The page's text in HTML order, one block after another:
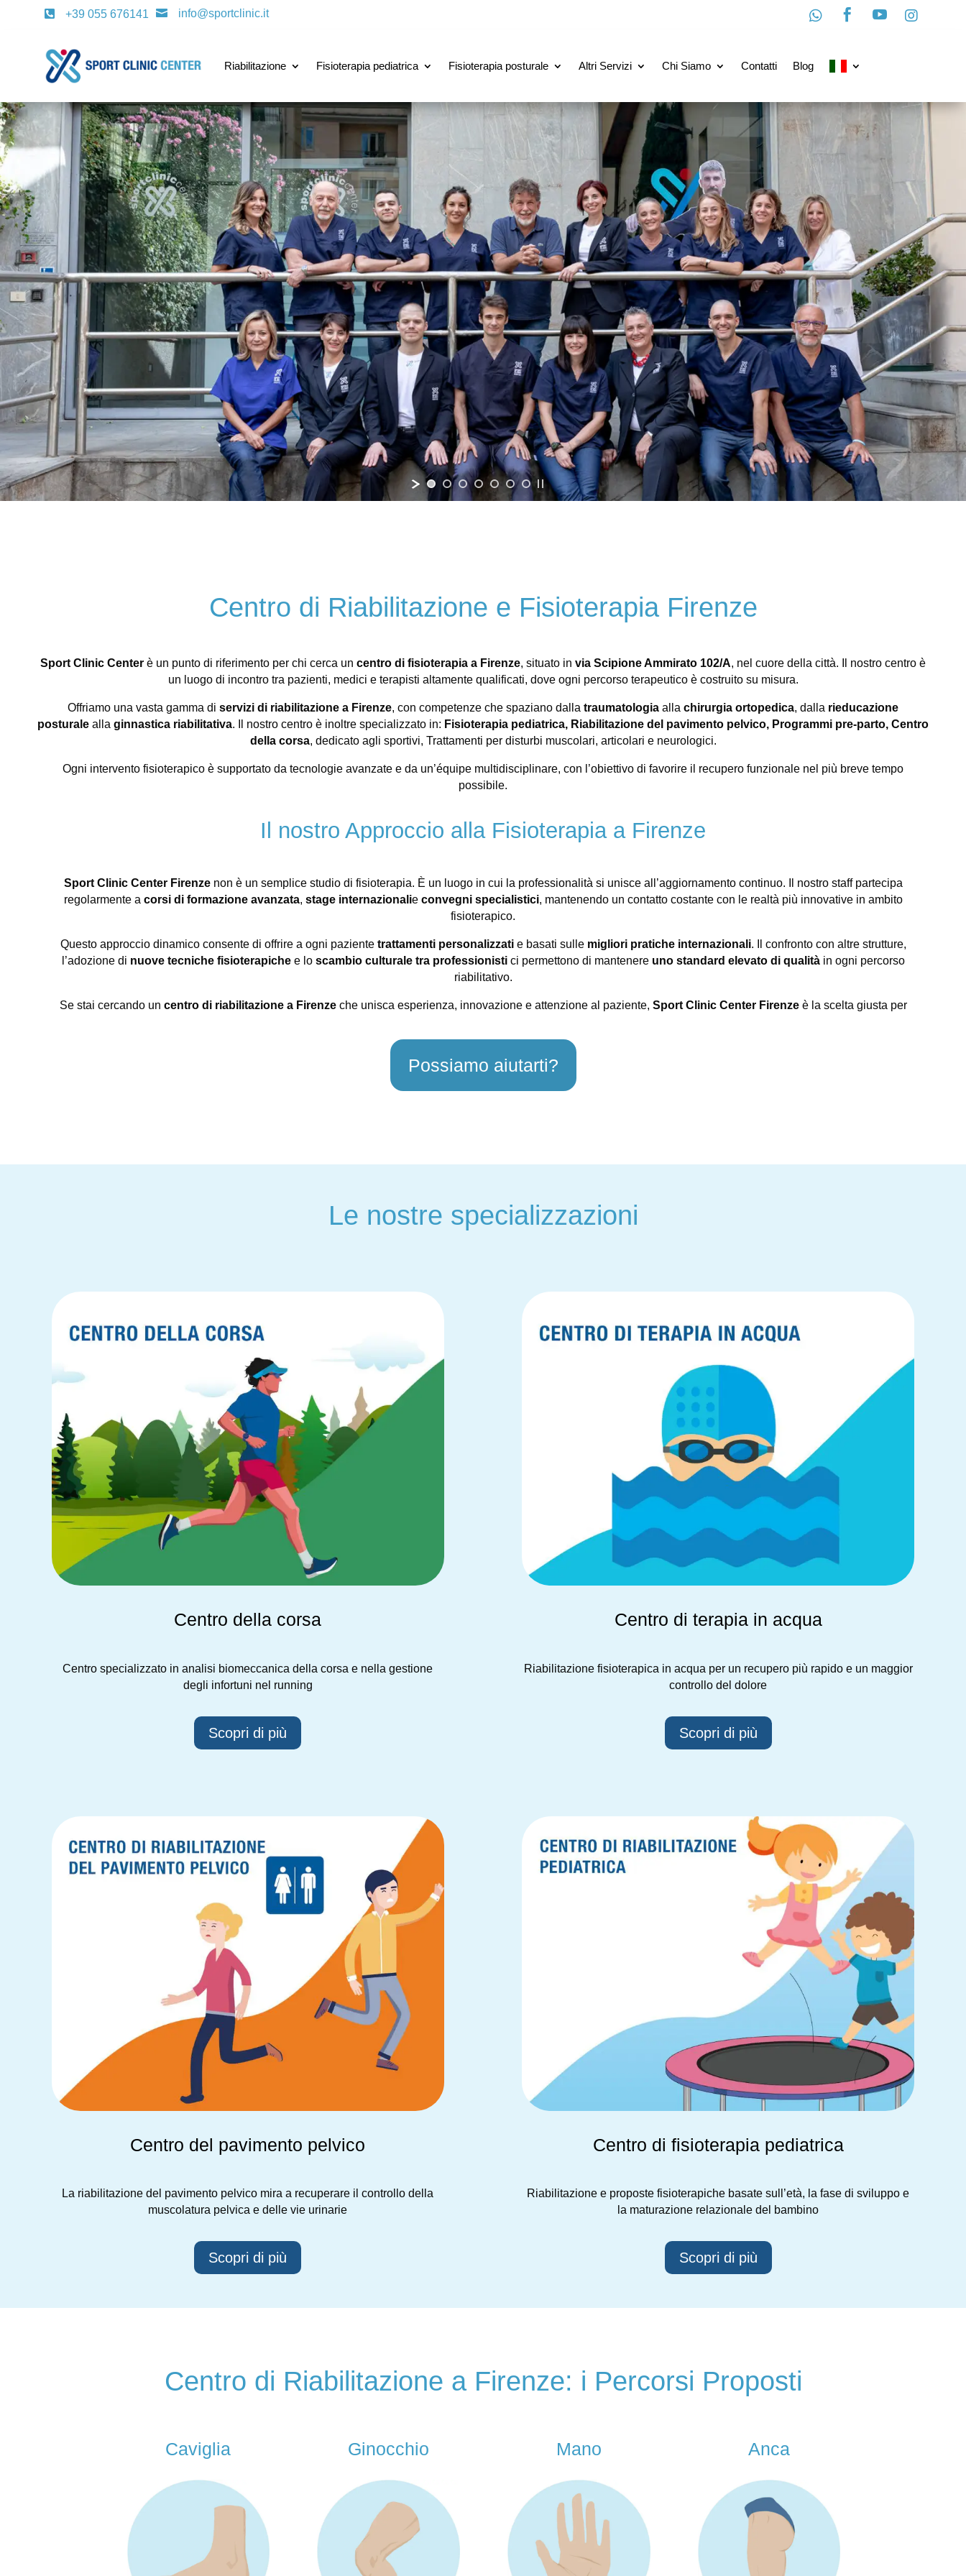
 +39 055 676141  info@sportclinic.it    
Riabilitazione Fisioterapia pediatrica Fisioterapia posturale Altri Servizi Chi Siamo Contatti Blog
Centro della corsa
Centro di terapia in
acqua
Centro di fisioterapia
pediatrico
Centro del pavimento
pelvico
Scopri di più Scopri di più Scopri di più Scopri di più
Centro di Riabilitazione e Fisioterapia Firenze
Sport Clinic Center è un punto di riferimento per chi cerca un centro di fisioterapia a Firenze, situato in via Scipione Ammirato 102/A, nel cuore della città. Il nostro centro è
un luogo di incontro tra pazienti, medici e terapisti altamente qualificati, dove ogni percorso terapeutico è costruito su misura.
Offriamo una vasta gamma di servizi di riabilitazione a Firenze, con competenze che spaziano dalla traumatologia alla chirurgia ortopedica, dalla rieducazione
posturale alla ginnastica riabilitativa. Il nostro centro è inoltre specializzato in: Fisioterapia pediatrica, Riabilitazione del pavimento pelvico, Programmi pre-parto, Centro
della corsa, dedicato agli sportivi, Trattamenti per disturbi muscolari, articolari e neurologici.
Ogni intervento fisioterapico è supportato da tecnologie avanzate e da un’équipe multidisciplinare, con l’obiettivo di favorire il recupero funzionale nel più breve tempo
possibile.
Il nostro Approccio alla Fisioterapia a Firenze
Sport Clinic Center Firenzenon è un semplice studio di fisioterapia. È un luogo in cui la professionalità si unisce all’aggiornamento continuo. Il nostro staff partecipa
regolarmente a corsi di formazione avanzata, stage internazionalie convegni specialistici, mantenendo un contatto costante con le realtà più innovative in ambito
fisioterapico.
Questo approccio dinamico consente di offrire a ogni paziente trattamenti personalizzatie basati sulle migliori pratiche internazionali. Il confronto con altre strutture,
l’adozione di nuove tecniche fisioterapichee lo scambio culturale tra professionistici permettono di mantenere uno standard elevato di qualitàin ogni percorso
riabilitativo.
Se stai cercando un centro di riabilitazione a Firenzeche unisca esperienza, innovazione e attenzione al paziente, Sport Clinic Center Firenzeè la scelta giusta per
Possiamo aiutarti?
Le nostre specializzazioni
Centro della corsa
Centro specializzato in analisi biomeccanica della corsa e nella gestione
degli infortuni nel running
Scopri di più
Centro di terapia in acqua
Riabilitazione fisioterapica in acqua per un recupero più rapido e un maggior
controllo del dolore
Scopri di più
Centro del pavimento pelvico
La riabilitazione del pavimento pelvico mira a recuperare il controllo della
muscolatura pelvica e delle vie urinarie
Scopri di più
Centro di fisioterapia pediatrica
Riabilitazione e proposte fisioterapiche basate sull’età, la fase di sviluppo e
la maturazione relazionale del bambino
Scopri di più
Centro di Riabilitazione a Firenze: i Percorsi Proposti
Ginocchio Mano Anca Piede